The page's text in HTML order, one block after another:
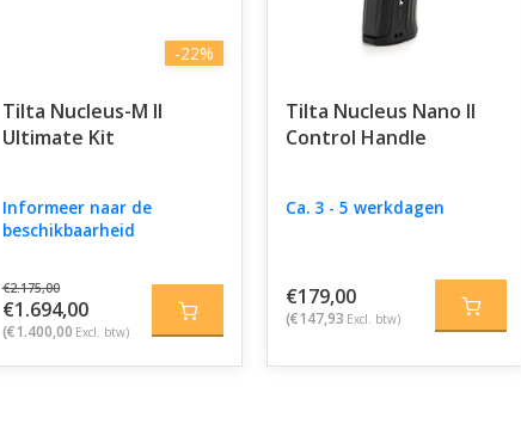
-22%
Tilta Nucleus-M II
Ultimate Kit
Informeer naar de
beschikbaarheid
€2.175,00
€1.694,00
(€1.400,00 Excl. btw)
Tilta Nucleus Nano II
Control Handle
Ca. 3 - 5 werkdagen
€179,00
(€147,93 Excl. btw)